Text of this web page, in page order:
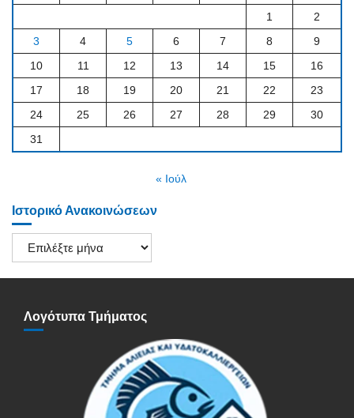
1
2
3
4 5 6 7 8
9
10
11 12 13 14 15
16
17
18 19 20 21 22
23
24
25 26 27 28 29
30
31
« Ιούλ
Ιστορικό Ανακοινώσεων
Ιστορικό
Ανακοινώσεων
Λογότυπα Τμήματος